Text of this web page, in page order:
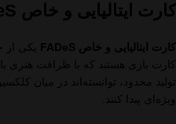
کارت ایتالیایی و خاص FADeS
کارت ایتالیایی و خاص FADeS
یکی از
کارت بازی هستند که با ظرافت هنری
تولید محدود، توانسته‌اند در میان
ویژه‌ای پیدا کنند.